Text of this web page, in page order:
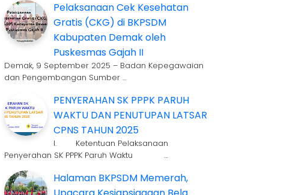
Pelaksanaan Cek Kesehatan
Gratis (CKG) di BKPSDM
Kabupaten Demak oleh
Puskesmas Gajah II
Demak, 9 September 2025 – Badan Kepegawaian
dan Pengembangan Sumber …
PENYERAHAN SK PPPK PARUH
WAKTU DAN PENUTUPAN LATSAR
CPNS TAHUN 2025
I. Ketentuan Pelaksanaan
Penyerahan SK PPPK Paruh Waktu …
Halaman BKPSDM Memerah,